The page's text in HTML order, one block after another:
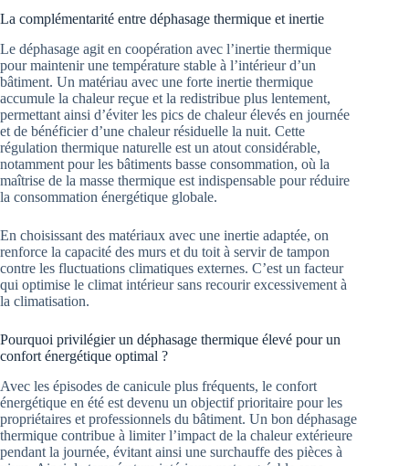
La complémentarité entre déphasage thermique et inertie
Le déphasage agit en coopération avec l’inertie thermique
pour maintenir une température stable à l’intérieur d’un
bâtiment. Un matériau avec une forte inertie thermique
accumule la chaleur reçue et la redistribue plus lentement,
permettant ainsi d’éviter les pics de chaleur élevés en journée
et de bénéficier d’une chaleur résiduelle la nuit. Cette
régulation thermique naturelle est un atout considérable,
notamment pour les bâtiments basse consommation, où la
maîtrise de la masse thermique est indispensable pour réduire
la consommation énergétique globale.
En choisissant des matériaux avec une inertie adaptée, on
renforce la capacité des murs et du toit à servir de tampon
contre les fluctuations climatiques externes. C’est un facteur
qui optimise le climat intérieur sans recourir excessivement à
la climatisation.
Pourquoi privilégier un déphasage thermique élevé pour un
confort énergétique optimal ?
Avec les épisodes de canicule plus fréquents, le confort
énergétique en été est devenu un objectif prioritaire pour les
propriétaires et professionnels du bâtiment. Un bon déphasage
thermique contribue à limiter l’impact de la chaleur extérieure
pendant la journée, évitant ainsi une surchauffe des pièces à